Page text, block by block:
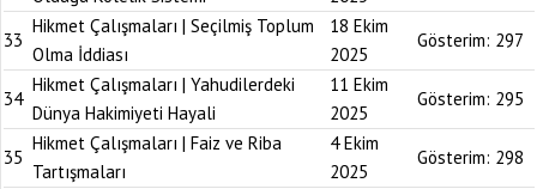
33
Hikmet Çalışmaları | Seçilmiş Toplum
Olma İddiası
18 Ekim
2025
Gösterim: 297
34
Hikmet Çalışmaları | Yahudilerdeki
Dünya Hakimiyeti Hayali
11 Ekim
2025
Gösterim: 295
35
Hikmet Çalışmaları | Faiz ve Riba
Tartışmaları
4 Ekim
2025
Gösterim: 298